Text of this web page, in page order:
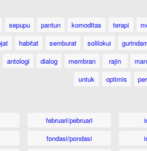
sepupu pantun komoditas terapi
habitat semburat solilokui
antologi dialog membran rajin
untuk
optimis
februari/pebruari
fondasi/pondasi